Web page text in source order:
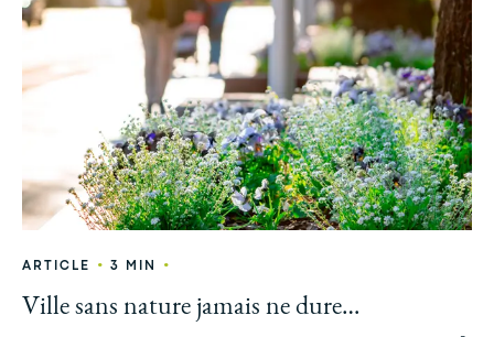
ARTICLE • 3 MIN •
Ville sans nature jamais ne dure…